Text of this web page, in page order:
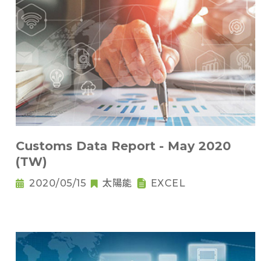
Customs Data Report - May 2020
(TW)
2020/05/15 太陽能 EXCEL